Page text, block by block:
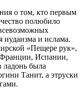
о том, кто первым
полюбило
иудаизма и ислама.
«Пещере рук»,
Франции, Испании,
была
Танит, а этруски